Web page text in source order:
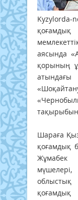
Kyzylorda-
аясында
қорының
атындағы
Шараға
қоғамдық
Жұмабек